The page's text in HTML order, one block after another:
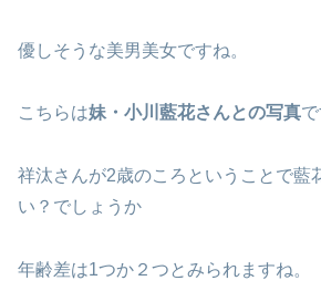
優しそうな美男美女ですね。
こちらは妹・小川藍花さんとの写真で
祥汰さんが2歳のころということで藍
い？でしょうか
年齢差は1つか２つとみられますね。